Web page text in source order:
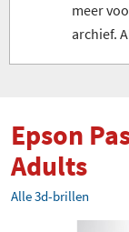
meer
archief.
Epson
Adults
Alle 3d-brillen